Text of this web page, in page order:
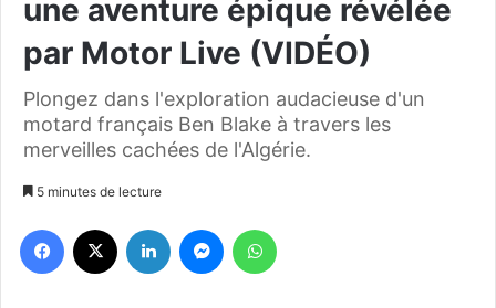
une aventure épique révélée
par Motor Live (VIDÉO)
Plongez dans l'exploration audacieuse d'un
motard français Ben Blake à travers les
merveilles cachées de l'Algérie.
5 minutes de lecture